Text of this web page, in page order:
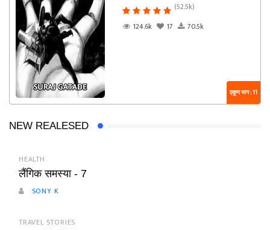
(52.5k)
124.6k
17 70.5k
एकूण भाग : 11
NEW REALESED
HEALTH
लैंगिक समस्या - 7
SONY K
TRAVEL STORIES